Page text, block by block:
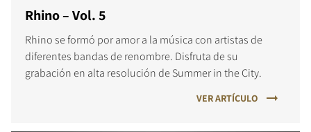
Rhino – Vol. 5
Rhino se formó por amor a la música con artistas de
diferentes bandas de renombre. Disfruta de su
grabación en alta resolución de Summer in the City.
VER ARTÍCULO